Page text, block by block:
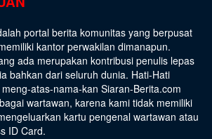
portal berita komunitas yang berpusat
kantor perwakilan dimanapun.
ada merupakan kontribusi penulis lepas
bahkan dari seluruh dunia. Hati-Hati
atas-nama-kan Siaran-Berita.com
wartawan, karena kami tidak memiliki
kartu pengenal wartawan atau
ID Card.